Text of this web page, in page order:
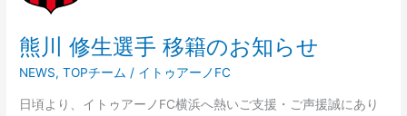
熊川 修生選手 移籍のお知らせ
NEWS,TOPチーム / イトゥアーノFC
日頃より、イトゥアーノFC横浜へ熱いご支援・ご声援誠にあり
手
移
籍
の